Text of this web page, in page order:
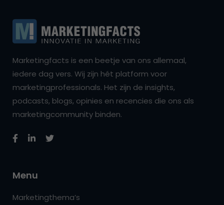
Marketingfacts is een beetje van ons allemaal,
iedere dag vers. Wij zijn hét platform voor
marketingprofessionals. Het zijn de insights,
podcasts, blogs, opinies en recencies die ons als
marketingcommunity binden.
Menu
Marketingthema’s